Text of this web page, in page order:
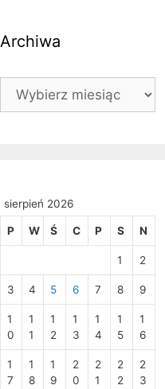
Archiwa
Archiwa
sierpień 2026
P W Ś C P S N
1 2
3 4 5 6 7 8 9
1
0
1
1
1
2
1
3
1
4
1
5
1
6
1
7
1
8
1
9
2
0
2
1
2
2
2
3